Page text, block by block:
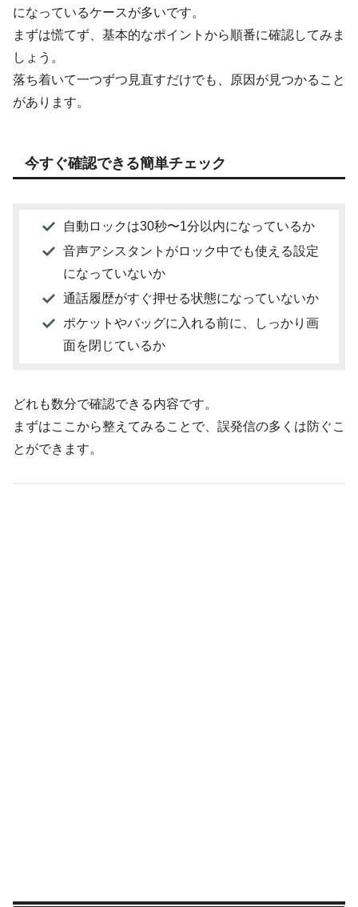
になっているケースが多いです。
まずは慌てず、基本的なポイントから順番に確認してみま
しょう。
落ち着いて一つずつ見直すだけでも、原因が見つかること
があります。
今すぐ確認できる簡単チェック
自動ロックは30秒〜1分以内になっているか
音声アシスタントがロック中でも使える設定
になっていないか
通話履歴がすぐ押せる状態になっていないか
ポケットやバッグに入れる前に、しっかり画
面を閉じているか
どれも数分で確認できる内容です。
まずはここから整えてみることで、誤発信の多くは防ぐこ
とができます。